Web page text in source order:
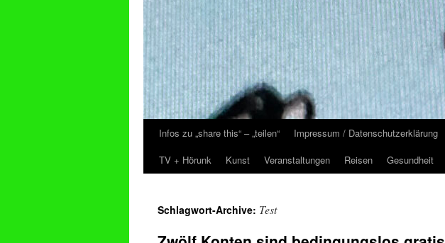
Zum
Inhalt
Infos zu „share this“ – „teilen“ Impressum / Datenschutzerklärung
TV + Hörunk
Kunst Veranstaltungen Reisen Gesundheit
Schlagwort-Archive: Test